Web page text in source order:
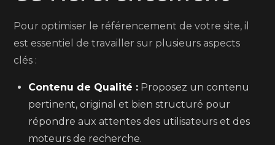
Pour optimiser le référencement de votre site, il
est essentiel de travailler sur plusieurs aspects
clés :
Contenu de Qualité : Proposez un contenu
pertinent, original et bien structuré pour
répondre aux attentes des utilisateurs et des
moteurs de recherche.